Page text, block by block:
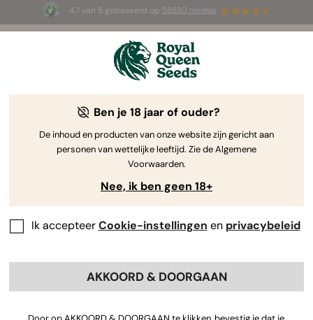
4.7 van 5 gebaseerd op 58690 reviews
3 White Widow Auto zaadjesGRATIS voor de
The RQS Blog
Cannabis Lifestyle Blogs
Ben je 18 jaar of ouder?
De inhoud en producten van onze website zijn gericht aan
personen van wettelijke leeftijd. Zie de Algemene
Voorwaarden.
Nee, ik ben geen 18+
Ik accepteerCookie-instellingen en privacybeleid
AKKOORD & DOORGAAN